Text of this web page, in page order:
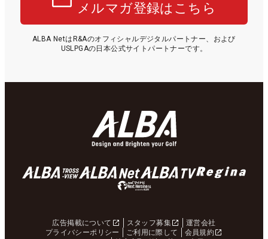
メルマガ登録はこちら
ALBA NetはR&Aのオフィシャルデジタルパートナー、および
USLPGAの日本公式サイトパートナーです。
広告掲載について スタッフ募集
運営会社
プライバシーポリシー
ご利用に際して
会員規約